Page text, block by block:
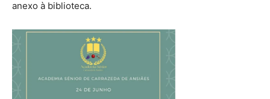
anexo à biblioteca.